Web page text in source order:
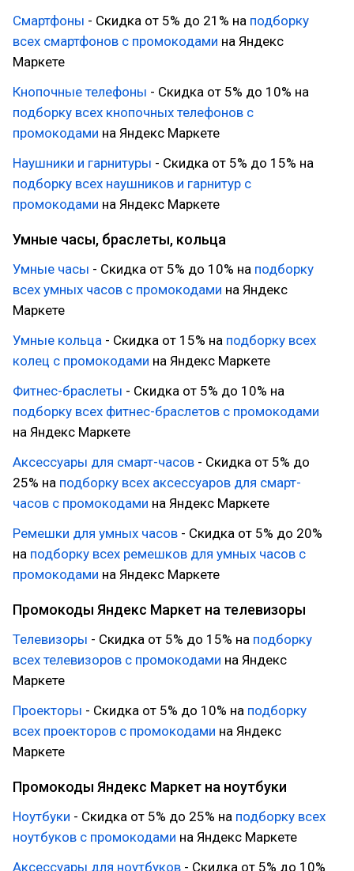
Смартфоны - Скидка от 5% до 21% на подборку
всех смартфонов с промокодами на Яндекс
Маркете
Кнопочные телефоны - Скидка от 5% до 10% на
подборку всех кнопочных телефонов с
промокодами на Яндекс Маркете
Наушники и гарнитуры - Скидка от 5% до 15% на
подборку всех наушников и гарнитур с
промокодами на Яндекс Маркете
Умные часы, браслеты, кольца
Умные часы - Скидка от 5% до 10% на подборку
всех умных часов с промокодами на Яндекс
Маркете
Умные кольца - Скидка от 15% на подборку всех
колец с промокодами на Яндекс Маркете
Фитнес-браслеты - Скидка от 5% до 10% на
подборку всех фитнес-браслетов с промокодами
на Яндекс Маркете
Аксессуары для смарт-часов - Скидка от 5% до
25% на подборку всех аксессуаров для смарт-
часов с промокодами на Яндекс Маркете
Ремешки для умных часов - Скидка от 5% до 20%
на подборку всех ремешков для умных часов с
промокодами на Яндекс Маркете
Промокоды Яндекс Маркет на телевизоры
Телевизоры - Скидка от 5% до 15% на подборку
всех телевизоров с промокодами на Яндекс
Маркете
Проекторы - Скидка от 5% до 10% на подборку
всех проекторов с промокодами на Яндекс
Маркете
Промокоды Яндекс Маркет на ноутбуки
Ноутбуки - Скидка от 5% до 25% на подборку всех
ноутбуков с промокодами на Яндекс Маркете
Аксессуары для ноутбуков - Скидка от 5% до 10%